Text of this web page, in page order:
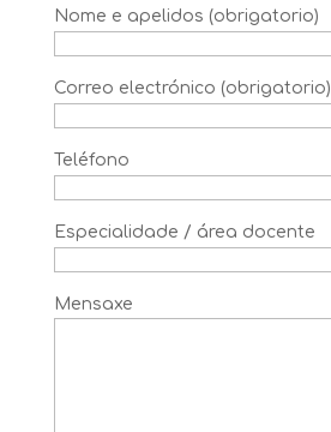
Nome e apelidos (obrigatorio)
Correo electrónico (obrigatorio)
Teléfono
Especialidade / área docente
Mensaxe